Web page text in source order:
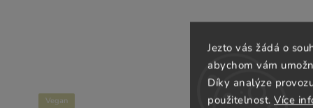
Jezto vás žádá o
abychom vám
Díky analýze
použitelnost. Více
Vegan
BIO